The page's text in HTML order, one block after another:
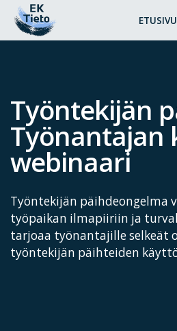
ETUSIVU
Työntekijän
Työnantajan
webinaari
Työntekijän päihdeongelma
työpaikan ilmapiiriin ja
tarjoaa työnantajille
työntekijän päihteiden